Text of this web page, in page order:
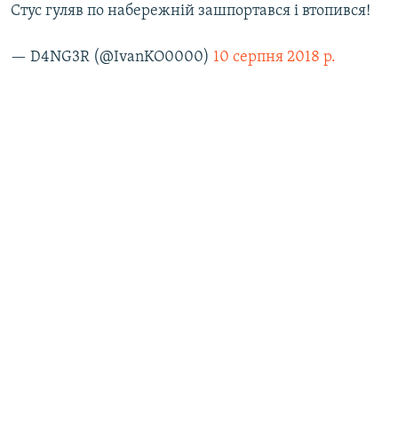
Стус гуляв по набережній зашпортався і втопився!
— D4NG3R (@IvanKO0000) 10 серпня 2018 р.